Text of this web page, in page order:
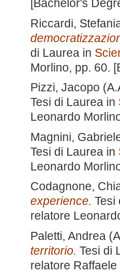
[Bachelor's
Riccardi,
di Laurea in
Morlino, pp. 60.
Pizzi, Jacopo
Tesi di Laurea in
Leonardo
Magnini,
Tesi di Laurea in
Leonardo
Codagnone,
experience. Tesi
relatore
Paletti, Andrea
territorio. Tesi di
relatore